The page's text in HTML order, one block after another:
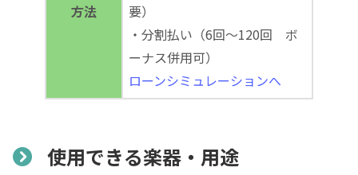
方法
要）
・分割払い（6回～120回 ボ
ーナス併用可）
ローンシミュレーションへ
使用できる楽器・用途